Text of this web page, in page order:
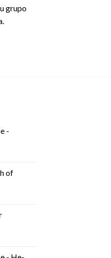
grupo
-
of